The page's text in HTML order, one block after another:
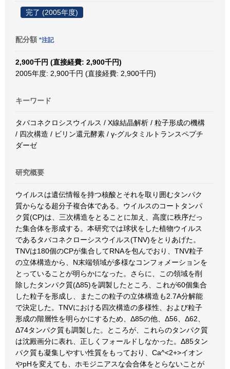
完了 (2005年度)
配分額 *注記
2,900千円 (直接経費: 2,900千円)
2005年度: 2,900千円 (直接経費: 2,900千円)
キーワード
タバコネクロシスウイルス / X線結晶解析 / 粒子形成の機構
/ 四次構造 / ビリン還元酵素 / γ-グルタミルトランスペプチ
ダーゼ
研究概要
ウイルスは遺伝情報を持つ核酸とそれを取り囲むタンパク
質からなる超分子複合体である。ウイルスのコートタンパ
ク質(CP)は、三次構造をとることに加え、高度に秩序だっ
た集合体を形成する。本研究では球状をした植物ウイルス
であるタバコネクローシスウイルス(TNV)をとりあげた。
TNVは180個のCPが集合してRNAを包んでおり、TNV粒子
の立体構造から、N末端領域が多様なコンフォメーションを
とっていることが明らかになった。さらに、この領域を削
除したタンパク質(Δ85)を調製したところ、これが60個集合
した粒子を形成し、またこの粒子の立体構造も2.7A分解能
で決定した。TNVにおける四次構造の多様性、および粒子
形成の階層性を明らかにするため、Δ85の他、Δ56、Δ62、
Δ74タンパク質も調製した。ところが、これらのタンパク質
は沈殿画分に表れ、正しくフォールドしなかった。Δ85タン
パク質も凝集しやすい性質をもっており、Ca^<2+>イオン
やpHを変えても、ホモジニアスな会合体をとらないことが